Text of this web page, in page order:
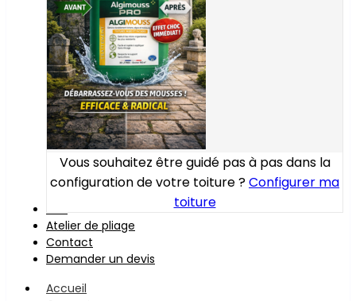
Vous souhaitez être guidé pas à pas dans la
configuration de votre toiture ?Configurer ma
toiture
Atelier de pliage
Contact
Demander un devis
Accueil